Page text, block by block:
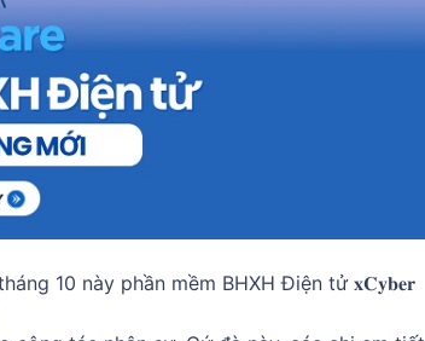
10 này phần mềm BHXH Điện tử 𝐱𝐂𝐲𝐛𝐞𝐫